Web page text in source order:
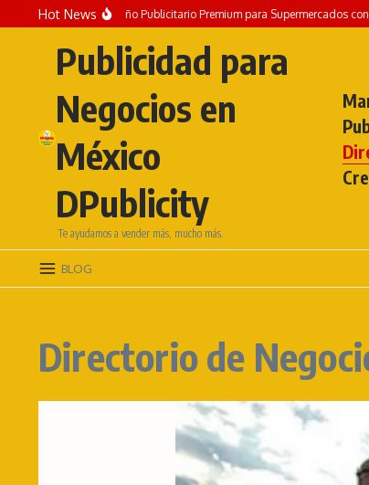
Hot News
Crea un Diseño Publicitario Premium para Supermercados con
Publicidad para
Negocios en
México
DPublicity
Te ayudamos a vender más, mucho más.
BLOG
Directorio de